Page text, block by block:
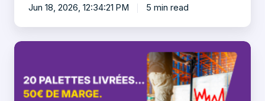
Jun 18, 2026, 12:34:21 PM 5 min read
Pourquoi
de
demain